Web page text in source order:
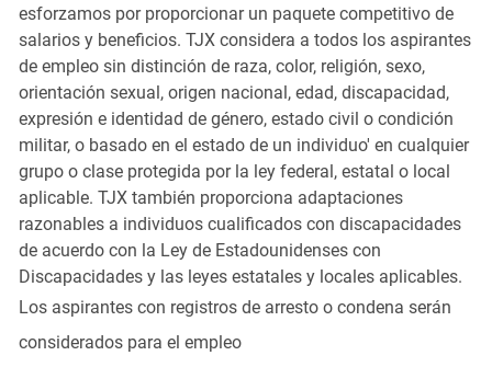
esforzamos por proporcionar un paquete competitivo de
salarios y beneficios. TJX considera a todos los aspirantes
de empleo sin distinción de raza, color, religión, sexo,
orientación sexual, origen nacional, edad, discapacidad,
expresión e identidad de género, estado civil o condición
militar, o basado en el estado de un individuo' en cualquier
grupo o clase protegida por la ley federal, estatal o local
aplicable. TJX también proporciona adaptaciones
razonables a individuos cualificados con discapacidades
de acuerdo con la Ley de Estadounidenses con
Discapacidades y las leyes estatales y locales aplicables.
Los aspirantes con registros de arresto o condena serán
considerados para el empleo